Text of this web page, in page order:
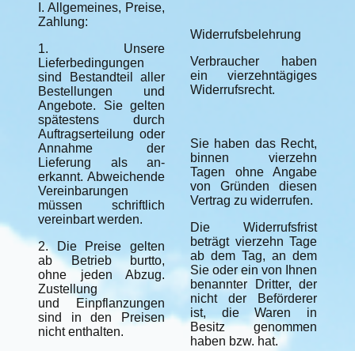
I. Allgemeines, Preise,
Zahlung:
1. Unsere
Lieferbedingungen
sind Bestandteil aller
Bestellungen und
Angebote. Sie gelten
spätestens durch
Auftragserteilung oder
Annahme der
Lieferung als an-
erkannt. Abweichende
Vereinbarungen
müssen schriftlich
vereinbart werden.
2. Die Preise gelten
ab Betrieb burtto,
ohne jeden Abzug.
Zustellung
und Einpflanzungen
sind in den Preisen
nicht enthalten.
Widerrufsbelehrung
Verbraucher haben
ein vierzehntägiges
Widerrufsrecht.
Sie haben das Recht,
binnen vierzehn
Tagen ohne Angabe
von Gründen diesen
Vertrag zu widerrufen.
Die Widerrufsfrist
beträgt vierzehn Tage
ab dem Tag, an dem
Sie oder ein von Ihnen
benannter Dritter, der
nicht der Beförderer
ist, die Waren in
Besitz genommen
haben bzw. hat.